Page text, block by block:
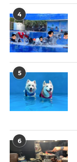
4
5
6